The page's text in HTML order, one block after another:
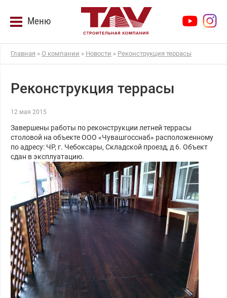
Меню
Главная » О компании » Новости » Реконструкция террасы
Реконструкция террасы
12 мая 2015
Завершены работы по реконструкции летней террасы
столовой на объекте ООО «Чувашгосснаб» расположенному
по адресу: ЧР, г. Чебоксары, Складской проезд, д 6. Объект
сдан в эксплуатацию.